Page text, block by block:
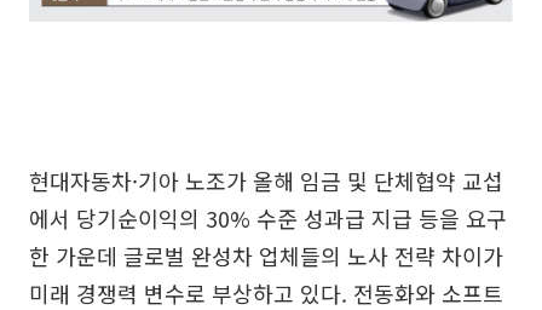
현대자동차·기아 노조가 올해 임금 및 단체협약 교섭
에서 당기순이익의 30% 수준 성과급 지급 등을 요구
한 가운데 글로벌 완성차 업체들의 노사 전략 차이가
미래 경쟁력 변수로 부상하고 있다. 전동화와 소프트